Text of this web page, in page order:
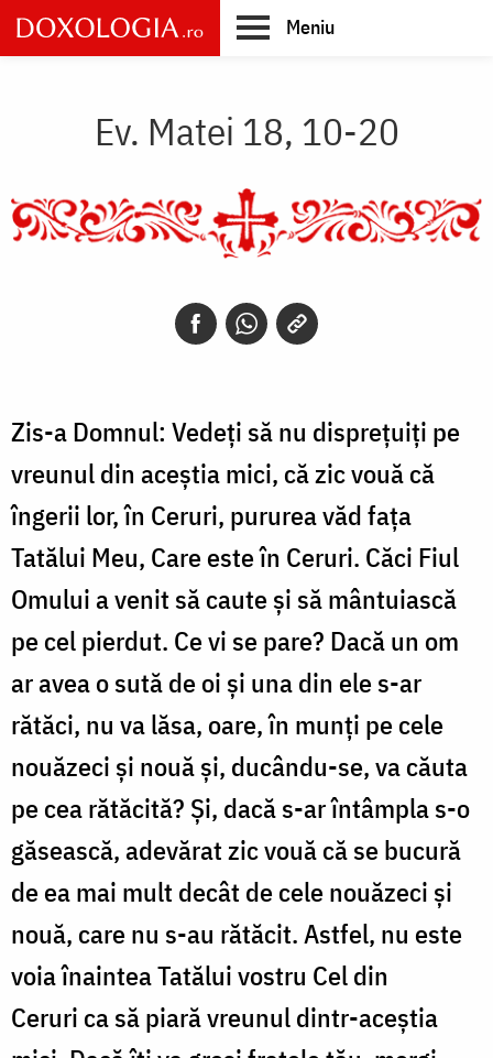
Skip
to
main
Meniu
Ev. Matei 18, 10-20
Zis-a Domnul: Vedeți să nu disprețuiți pe
vreunul din aceștia mici, că zic vouă că
îngerii lor, în Ceruri, pururea văd fața
Tatălui Meu, Care este în Ceruri. Căci Fiul
Omului a venit să caute și să mântuiască
pe cel pierdut. Ce vi se pare? Dacă un om
ar avea o sută de oi și una din ele s-ar
rătăci, nu va lăsa, oare, în munți pe cele
nouăzeci și nouă și, ducându-se, va căuta
pe cea rătăcită? Și, dacă s-ar întâmpla s-o
găsească, adevărat zic vouă că se bucură
de ea mai mult decât de cele nouăzeci și
nouă, care nu s-au rătăcit. Astfel, nu este
voia înaintea Tatălui vostru Cel din
Ceruri ca să piară vreunul dintr-aceștia